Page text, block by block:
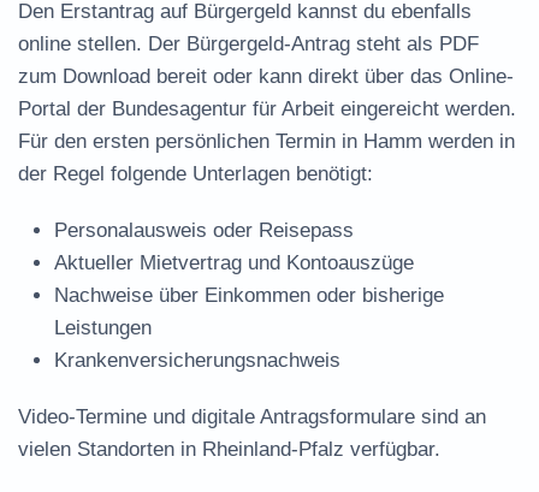
Den Erstantrag auf Bürgergeld kannst du ebenfalls
online stellen. Der Bürgergeld-Antrag steht als PDF
zum Download bereit oder kann direkt über das Online-
Portal der Bundesagentur für Arbeit eingereicht werden.
Für den ersten persönlichen Termin in Hamm werden in
der Regel folgende Unterlagen benötigt:
Personalausweis oder Reisepass
Aktueller Mietvertrag und Kontoauszüge
Nachweise über Einkommen oder bisherige
Leistungen
Krankenversicherungsnachweis
Video-Termine und digitale Antragsformulare sind an
vielen Standorten in Rheinland-Pfalz verfügbar.